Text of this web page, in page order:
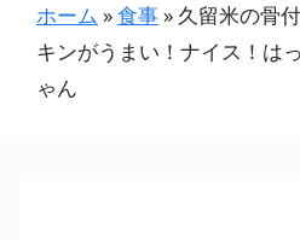
ホーム »食事 » 久留米の骨
キンがうまい！ナイス！は
ゃん